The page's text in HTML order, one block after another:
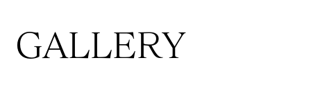
GALLERY